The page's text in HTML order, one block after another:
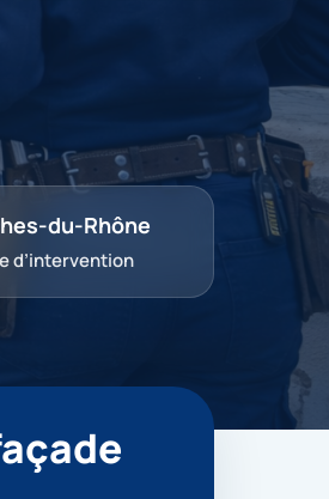
du-Rhône
d’intervention